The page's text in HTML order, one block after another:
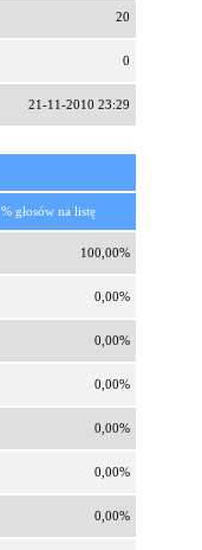
20
0
21-11-2010 23:29
% głosów na listę
100,00%
0,00%
0,00%
0,00%
0,00%
0,00%
0,00%